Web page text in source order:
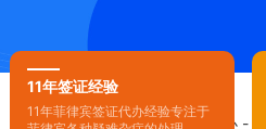
11年签证经验
11年菲律宾签证代办经验专注于
您的位置：首页-菲律宾签证代办-